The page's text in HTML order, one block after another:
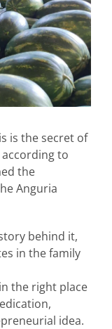
is the secret of
to
the
Anguria
behind it,
in the family
the right place
idea.